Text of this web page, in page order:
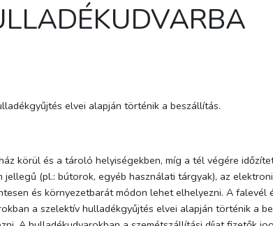
elvei alapján történik a beszállítás.
körül és a tároló helyiségekben, míg a tél végére
(pl.: bútorok, egyéb használati tárgyak), az
és környezetbarát módon lehet elhelyezni. A
a szelektív hulladékgyűjtés elvei alapján történik a